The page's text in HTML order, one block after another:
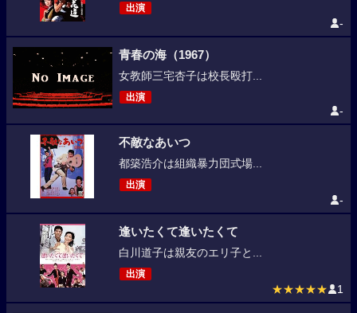
出演
-
青春の海（1967）
女教師三宅杏子は校長殴打...
出演
-
不敵なあいつ
都築浩介は組織暴力団式場...
出演
-
逢いたくて逢いたくて
白川道子は親友のエリ子と...
出演
★★★★★ 1